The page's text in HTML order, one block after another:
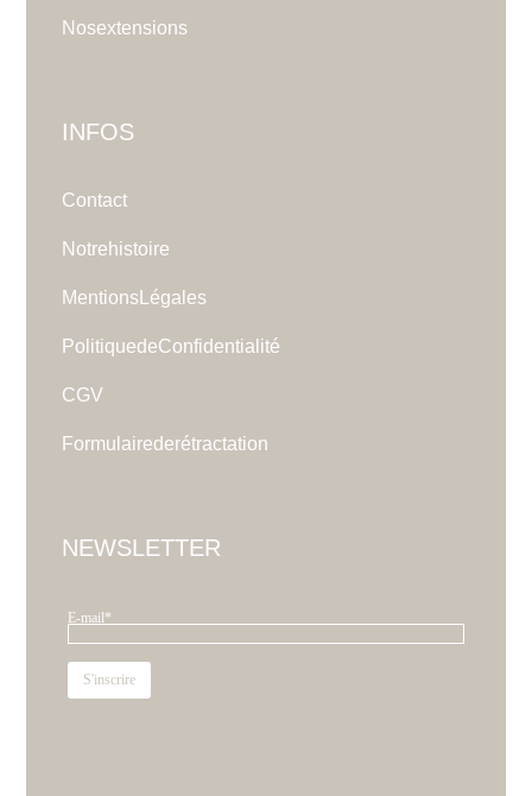
Nos extensions
INFOS
Contact
Notre histoire
Mentions Légales
Politique de Confidentialité
CGV
Formulaire de rétractation
NEWSLETTER
E-mail*